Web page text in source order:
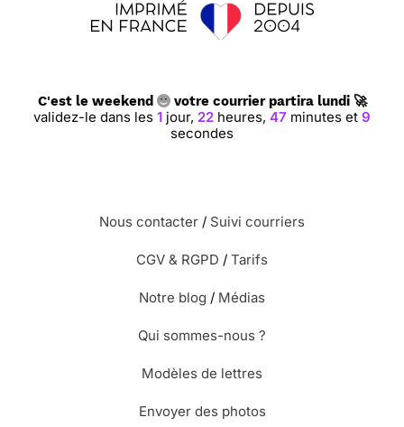
C'est le weekend votre courrier partira lundi 🚀
validez-le dans les 1 jour, 22 heures, 47 minutes et 8
secondes
Nous contacter / Suivi courriers
CGV & RGPD / Tarifs
Notre blog / Médias
Qui sommes-nous ?
Modèles de lettres
Envoyer des photos